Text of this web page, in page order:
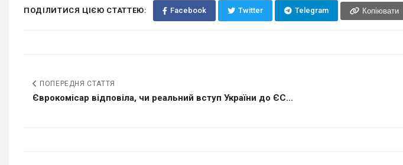
ПОДІЛИТИСЯ ЦІЄЮ СТАТТЕЮ: Facebook Twitter Telegram Копіювати
ПОПЕРЕДНЯ СТАТТЯ
Єврокомісар відповіла, чи реальний вступ України до ЄС...